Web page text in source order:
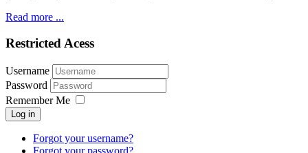
Read more ...
Restricted Acess
Username
Password
Remember Me
Log in
Forgot your username?
Forgot your password?